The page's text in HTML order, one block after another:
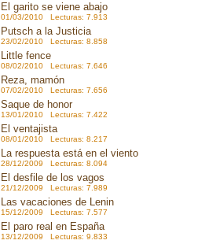
El garito se viene abajo
01/03/2010 Lecturas: 7.913
Putsch a la Justicia
23/02/2010 Lecturas: 8.858
Little fence
08/02/2010 Lecturas: 7.646
Reza, mamón
07/02/2010 Lecturas: 7.656
Saque de honor
13/01/2010 Lecturas: 7.422
El ventajista
08/01/2010 Lecturas: 8.217
La respuesta está en el viento
28/12/2009 Lecturas: 8.094
El desfile de los vagos
21/12/2009 Lecturas: 7.989
Las vacaciones de Lenin
15/12/2009 Lecturas: 7.577
El paro real en España
13/12/2009 Lecturas: 9.833